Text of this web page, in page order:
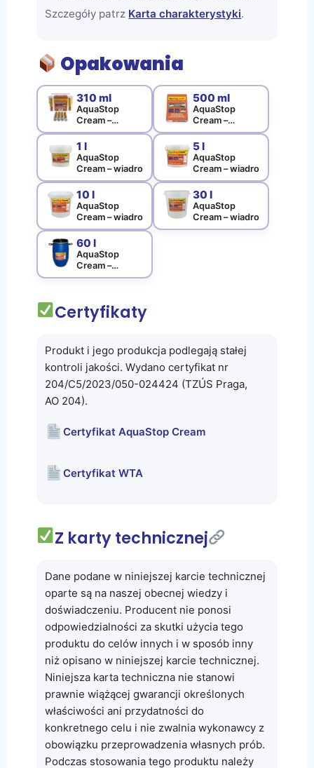
Szczegóły patrz Karta charakterystyki.
Opakowania
310 ml
AquaStop
Cream –
kartusz
500 ml
AquaStop
Cream –
kiełbasa
1 l
AquaStop
Cream – wiadro
5 l
AquaStop
Cream – wiadro
10 l
AquaStop
Cream – wiadro
30 l
AquaStop
Cream – wiadro
60 l
AquaStop
Cream –
beczka
Certyfikaty
Produkt i jego produkcja podlegają stałej
kontroli jakości. Wydano certyfikat nr
204/C5/2023/050-024424 (TZÚS Praga,
AO 204).
Certyfikat AquaStop Cream
Certyfikat WTA
Z karty technicznej
Dane podane w niniejszej karcie technicznej
oparte są na naszej obecnej wiedzy i
doświadczeniu. Producent nie ponosi
odpowiedzialności za skutki użycia tego
produktu do celów innych i w sposób inny
niż opisano w niniejszej karcie technicznej.
Niniejsza karta techniczna nie stanowi
prawnie wiążącej gwarancji określonych
właściwości ani przydatności do
konkretnego celu i nie zwalnia wykonawcy z
obowiązku przeprowadzenia własnych prób.
Podczas stosowania tego produktu należy